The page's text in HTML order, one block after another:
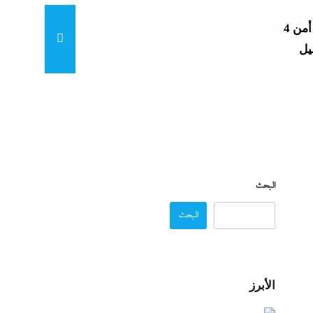
4 مساعدين جدد و9 مديرى أمن
البحث
البحث
الأبرز